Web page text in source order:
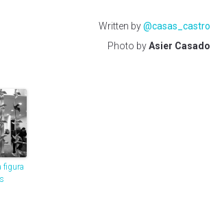
Written by@casas_castro
Photo byAsier Casado
figura